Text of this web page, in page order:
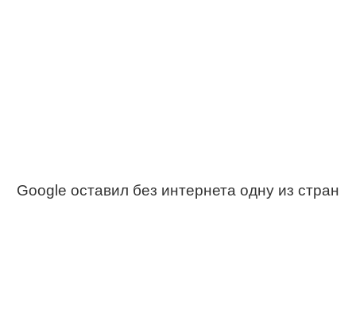
Google оставил без интернета одну из стран